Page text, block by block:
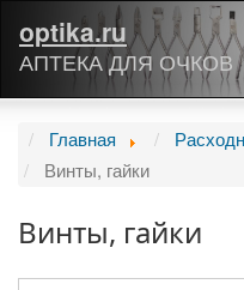
optika.ru
АПТЕКА ДЛЯ ОЧКОВ
Главная
Винты, гайки
Винты, гайки